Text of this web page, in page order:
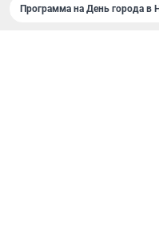
Программа на День города в